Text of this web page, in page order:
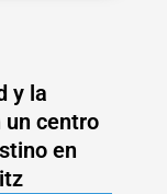
y la
un centro
en